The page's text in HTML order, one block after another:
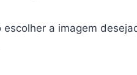
escolher a imagem